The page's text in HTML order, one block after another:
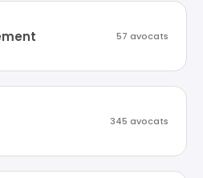
57 avocats
345 avocats